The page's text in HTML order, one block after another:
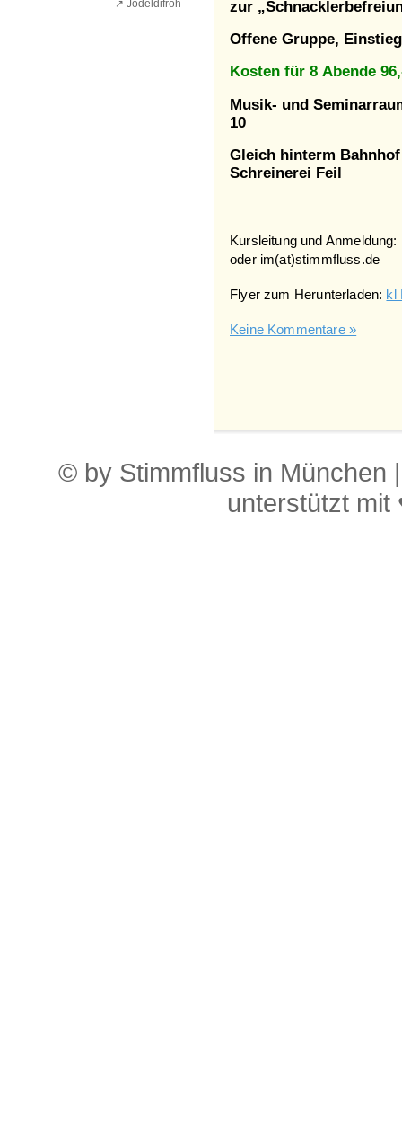
↗ Jodeldifroh︎
zur
Offene Gruppe,
Kosten für 8 Abende
Musik- und
10
Gleich hinterm
Schreinerei Feil
Kursleitung und
oder im(at)stimmfluss.de
Flyer zum Herunterladen: kl
Keine Kommentare »
© by Stimmfluss in München
unterstützt